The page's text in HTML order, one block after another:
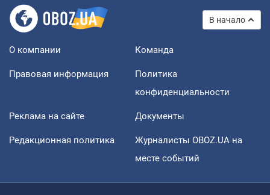
В начало
О компании Команда
Правовая информация
Политика
конфиденциальности
Реклама на сайте Документы
Редакционная политика
Журналисты OBOZ.UA на
месте событий